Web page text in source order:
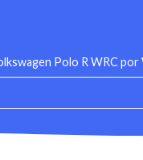
Polo R WRC por